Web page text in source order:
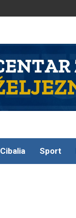
Cibalia Sport